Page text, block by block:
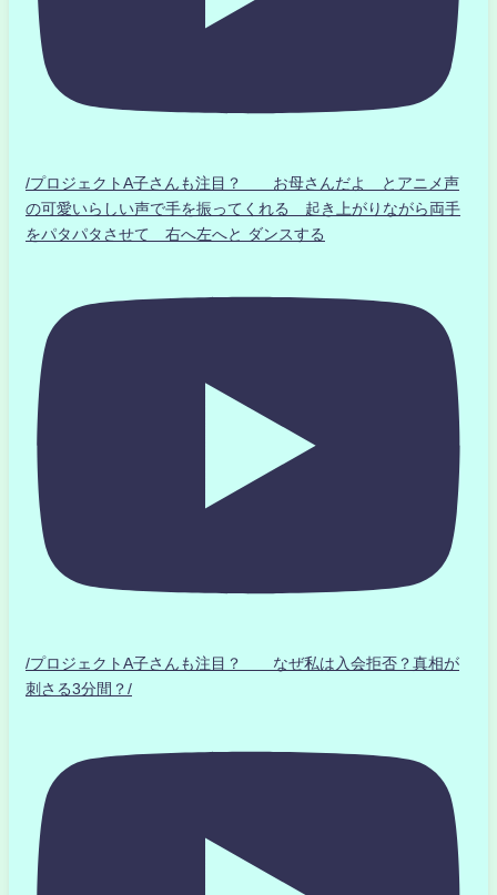
/プロジェクトA子さんも注目？ お母さんだよ とアニメ声
の可愛いらしい声で手を振ってくれる 起き上がりながら両手
をパタパタさせて 右へ左へと ダンスする
/プロジェクトA子さんも注目？ なぜ私は入会拒否？真相が
刺さる3分間？/